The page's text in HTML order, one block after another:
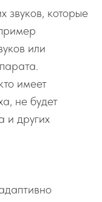
звуков, которые
или
имеет
не будет
и других